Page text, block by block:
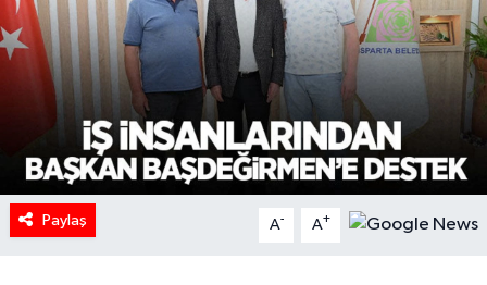
Paylaş A- A+
İlginç
KÜLTÜR SANAT
MAGAZİN
Oyun